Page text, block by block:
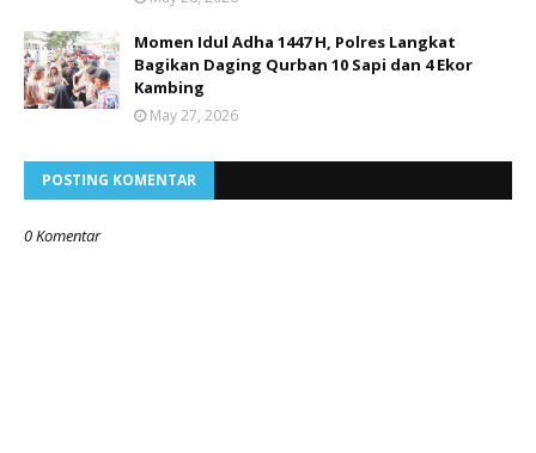
Momen Idul Adha 1447 H, Polres Langkat
Bagikan Daging Qurban 10 Sapi dan 4 Ekor
Kambing
May 27, 2026
POSTING KOMENTAR
0 Komentar